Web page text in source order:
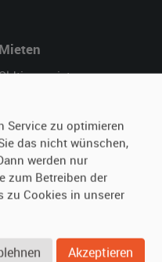
Mieten
mieten
für Mieter
Hilfe
Service zu optimieren
das nicht wünschen,
werden nur
zum Betreiben der
zu Cookies in unserer
Akzeptieren